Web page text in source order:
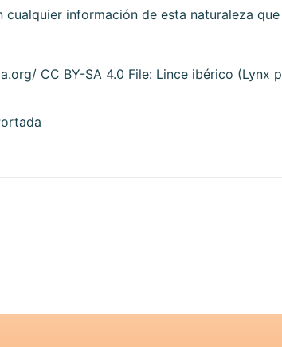
cualquier información de esta naturaleza
CC BY-SA 4.0 File: Lince ibérico (Lynx